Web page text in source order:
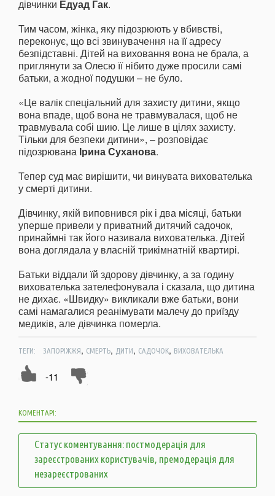
дівчинки Едуад Гак.
Тим часом, жінка, яку підозрюють у вбивстві,
переконує, що всі звинувачення на її адресу
безпідставні. Дітей на виховання вона не брала, а
приглянути за Олесю її нібито дуже просили самі
батьки, а жодної подушки – не було.
«Це валік спеціальний для захисту дитини, якщо
вона впаде, щоб вона не травмувалася, щоб не
травмувала собі шию. Це лише в цілях захисту.
Тільки для безпеки дитини», – розповідає
підозрювана Ірина Суханова.
Тепер суд має вирішити, чи винувата вихователька
у смерті дитини.
Дівчинку, якій виповнився рік і два місяці, батьки
уперше привели у приватний дитячий садочок,
принаймні так його називала вихователька. Дітей
вона доглядала у власній трикімнатній квартирі.
Батьки віддали їй здорову дівчинку, а за годину
вихователька зателефонувала і сказала, що дитина
не дихає. «Швидку» викликали вже батьки, вони
самі намагалися реанімувати малечу до приїзду
медиків, але дівчинка померла.
ТЕГИ: ЗАПОРІЖЖЯ, СМЕРТЬ, ДИТИ, САДОЧОК, ВИХОВАТЕЛЬКА
-11
КОМЕНТАРІ:
Статус коментування: постмодерація для
зареєстрованих користувачів, премодерація для
незареєстрованих